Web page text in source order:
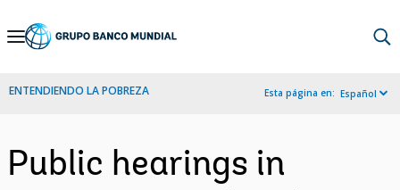
Skip
Navigation
ENTENDIENDO LA POBREZA Esta página en: Español
Public hearings in